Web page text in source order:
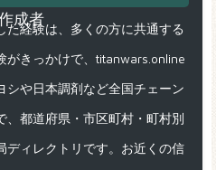
た経験は、多くの方に共通する
がきっかけで、titanwars.online
シや日本調剤など全国チェーン
都道府県・市区町村・町村別
ディレクトリです。お近くの信